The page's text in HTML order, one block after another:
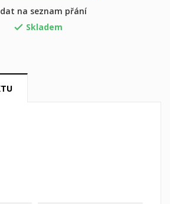
na seznam přání
 Skladem
abyste si mohli výrobky uložit do